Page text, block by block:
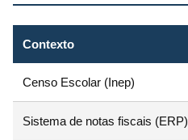
Contexto
Censo Escolar (Inep)
Sistema de notas fiscais (ERP)